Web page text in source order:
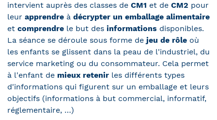
intervient auprès des classes de CM1 et de CM2 pour
leur apprendre à décrypter un emballage alimentaire
et comprendre le but des informations disponibles.
La séance se déroule sous forme de jeu de rôle où
les enfants se glissent dans la peau de l'industriel, du
service marketing ou du consommateur. Cela permet
à l'enfant de mieux retenir les différents types
d'informations qui figurent sur un emballage et leurs
objectifs (informations à but commercial, informatif,
réglementaire, …)